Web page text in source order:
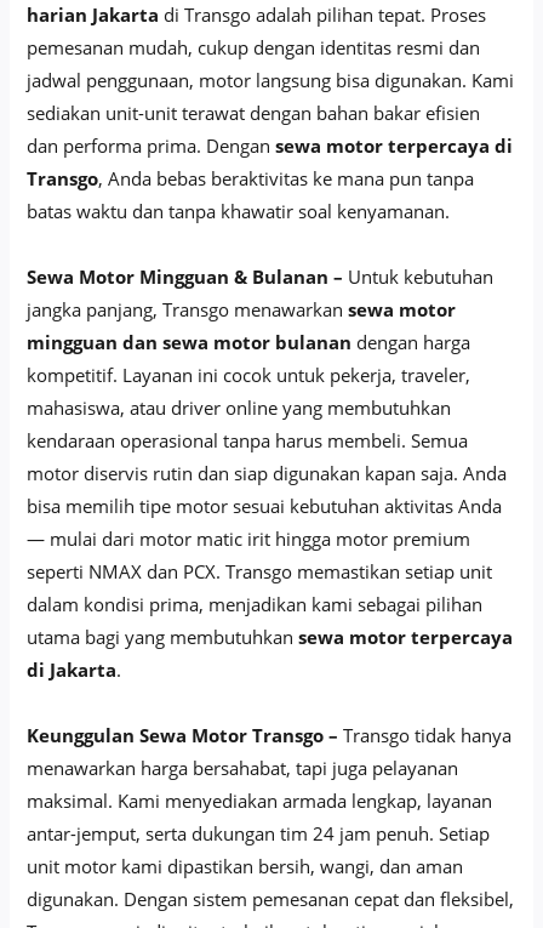
harian Jakarta di Transgo adalah pilihan tepat. Proses
pemesanan mudah, cukup dengan identitas resmi dan
jadwal penggunaan, motor langsung bisa digunakan. Kami
sediakan unit-unit terawat dengan bahan bakar efisien
dan performa prima. Dengansewa motor terpercaya di
Transgo, Anda bebas beraktivitas ke mana pun tanpa
batas waktu dan tanpa khawatir soal kenyamanan.
Sewa Motor Mingguan & Bulanan – Untuk kebutuhan
jangka panjang, Transgo menawarkansewa motor
mingguan dan sewa motor bulanan dengan harga
kompetitif. Layanan ini cocok untuk pekerja, traveler,
mahasiswa, atau driver online yang membutuhkan
kendaraan operasional tanpa harus membeli. Semua
motor diservis rutin dan siap digunakan kapan saja. Anda
bisa memilih tipe motor sesuai kebutuhan aktivitas Anda
— mulai dari motor matic irit hingga motor premium
seperti NMAX dan PCX. Transgo memastikan setiap unit
dalam kondisi prima, menjadikan kami sebagai pilihan
utama bagi yang membutuhkansewa motor terpercaya
di Jakarta.
Keunggulan Sewa Motor Transgo – Transgo tidak hanya
menawarkan harga bersahabat, tapi juga pelayanan
maksimal. Kami menyediakan armada lengkap, layanan
antar-jemput, serta dukungan tim 24 jam penuh. Setiap
unit motor kami dipastikan bersih, wangi, dan aman
digunakan. Dengan sistem pemesanan cepat dan fleksibel,